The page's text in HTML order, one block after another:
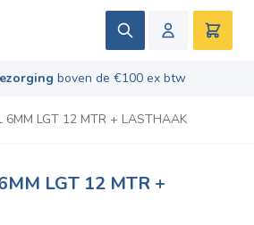
Zoek
boven de €100 ex btw
bestellen?
vraag naar de
10- Gebaseerd op 669 recensies
6MM LGT 12 MTR + LASTHAAK
LGT 12 MTR +